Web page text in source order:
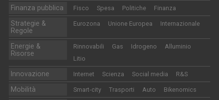
Finanza pubblica Fisco Spesa Politiche Finanza
Strategie &
Regole
Eurozona Unione Europea Internazionale
Energie &
Risorse
Rinnovabili Gas Idrogeno
Alluminio
Litio
Innovazione Internet Scienza Social media R&S
Mobilità Smart-city Trasporti Auto Bikenomics